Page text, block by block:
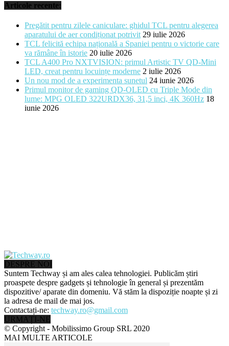
Articole recente:
Pregătit pentru zilele caniculare: ghidul TCL pentru alegerea
aparatului de aer condiționat potrivit 29 iulie 2026
TCL felicită echipa națională a Spaniei pentru o victorie care
va rămâne în istorie 20 iulie 2026
TCL A400 Pro NXTVISION: primul Artistic TV QD-Mini
LED, creat pentru locuințe moderne 2 iulie 2026
Un nou mod de a experimenta sunetul 24 iunie 2026
Primul monitor de gaming QD-OLED cu Triple Mode din
lume: MPG OLED 322URDX36, 31,5 inci, 4K 360Hz 18
iunie 2026
DESPRE NOI
Suntem Techway și am ales calea tehnologiei. Publicăm știri
proaspete despre gadgets și tehnologie în general și prezentăm
dispozitive/ aparate din domeniu. Vă stăm la dispoziție noapte și zi
la adresa de mail de mai jos.
Contactați-ne: techway.ro@gmail.com
URMAȚI-NE
© Copyright - Mobilissimo Group SRL 2020
MAI MULTE ARTICOLE